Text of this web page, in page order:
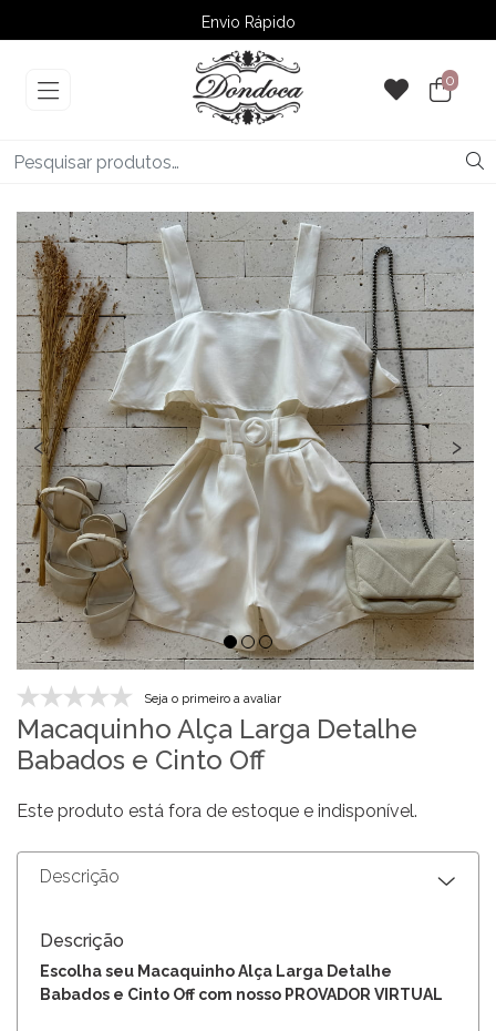
Envio Rápido
➚ Ofertas– Até 60% OFF
0
‹ ›
Seja o primeiro a avaliar
Macaquinho Alça Larga Detalhe
Babados e Cinto Off
Este produto está fora de estoque e indisponível.
Descrição
Descrição
Escolha seu Macaquinho Alça Larga Detalhe
Babados e Cinto Off com nosso PROVADOR VIRTUAL